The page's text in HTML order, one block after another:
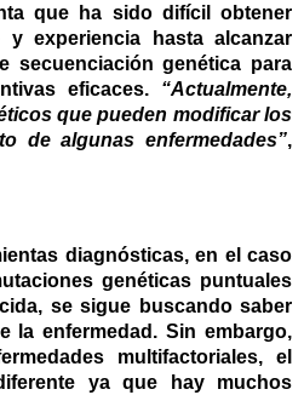
que ha sido difícil obtener
y experiencia hasta alcanzar
secuenciación genética para
eficaces. “Actualmente,
que pueden modificar los
de algunas enfermedades”,
diagnósticas, en el caso
genéticas puntuales
se sigue buscando saber
la enfermedad. Sin embargo,
multifactoriales, el
ya que hay muchos